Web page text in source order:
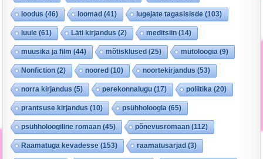
loodus (46) loomad (41) lugejate tagasisisde (103)
luule (61) Läti kirjandus (2) meditsiin (14)
muusika ja film (44) mõtisklused (25) mütoloogia (9)
Nonfiction (2) noored (10) noortekirjandus (53)
norra kirjandus (5) perekonnalugu (17) poliitika (20)
prantsuse kirjandus (10) psühholoogia (65)
psühholoogiline romaan (45) põnevusromaan (112)
Raamatuga kevadesse (153) raamatusarjad (3)